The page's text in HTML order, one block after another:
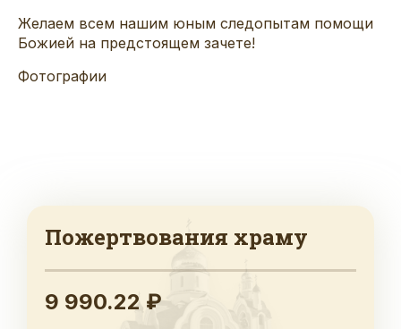
Желаем всем нашим юным следопытам помощи
Божией на предстоящем зачете!
Фотографии
Пожертвования храму
9 990.22 ₽